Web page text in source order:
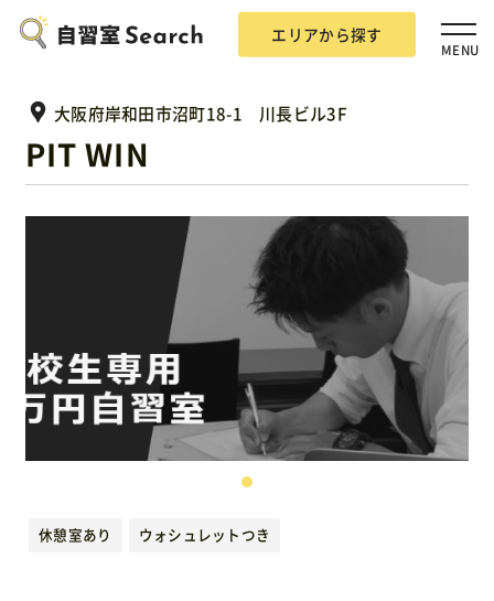
エリアから探す
MENU
エリアから探す
自習室Searchとは？
掲載希望の方
広告掲載について
運営元
大阪府岸和田市沼町18-1 川長ビル3F
PIT WIN
休憩室あり ウォシュレットつき